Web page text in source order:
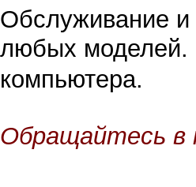
Обслуживание и
любых моделей.
компьютера.
Обращайтесь в